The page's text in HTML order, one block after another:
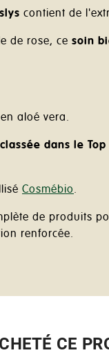
contient de
de rose, ce soin
aloé vera.
dans le Top
Cosmébio.
de produits
renforcée.
CE